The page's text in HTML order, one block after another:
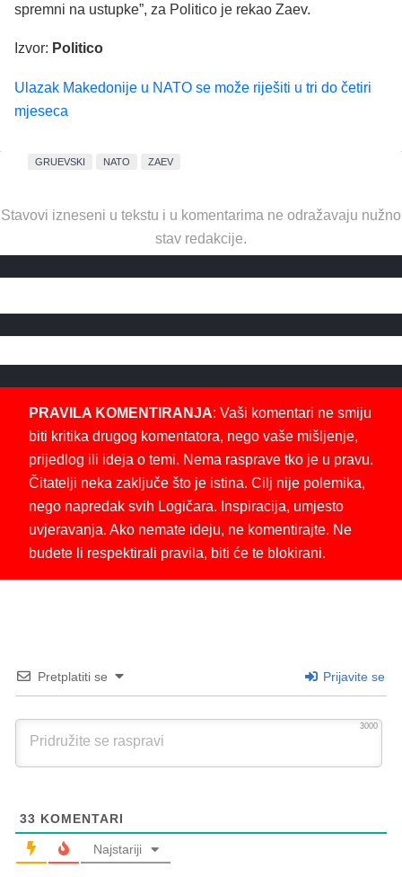
spremni na ustupke”, za Politico je rekao Zaev.
Izvor: Politico
Ulazak Makedonije u NATO se može riješiti u tri do četiri
mjeseca
GRUEVSKI NATO ZAEV
Stavovi izneseni u tekstu i u komentarima ne odražavaju nužno
stav redakcije.
PRAVILA KOMENTIRANJA: Vaši komentari ne smiju
biti kritika drugog komentatora, nego vaše mišljenje,
prijedlog ili ideja o temi. Nema rasprave tko je u pravu.
Čitatelji neka zaključe što je istina. Cilj nije polemika,
nego napredak svih Logičara. Inspiracija, umjesto
uvjeravanja. Ako nemate ideju, ne komentirajte. Ne
budete li respektirali pravila, biti će te blokirani.
Pretplatiti se Prijavite se
3000
33 KOMENTARI
Najstariji